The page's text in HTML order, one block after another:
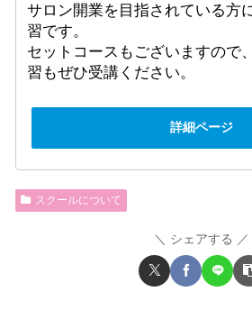
サロン開業を目指されている方
習です。
セットコースもございますので
習もぜひ受講ください。
詳細ページ
スクールについて
シェアする